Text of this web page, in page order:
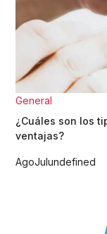
General
¿Cuáles son los
ventajas?
AgoJulundefined